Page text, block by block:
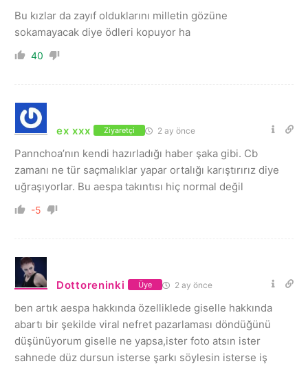
Bu kızlar da zayıf olduklarını milletin gözüne
sokamayacak diye ödleri kopuyor ha
40
ex xxx Ziyaretçi 2 ay önce
Pannchoa’nın kendi hazırladığı haber şaka gibi. Cb
zamanı ne tür saçmalıklar yapar ortalığı karıştırırız diye
uğraşıyorlar. Bu aespa takıntısı hiç normal değil
-5
Dottoreninki Üye 2 ay önce
ben artık aespa hakkında özelliklede giselle hakkında
abartı bir şekilde viral nefret pazarlaması döndüğünü
düşünüyorum giselle ne yapsa,ister foto atsın ister
sahnede düz dursun isterse şarkı söylesin isterse iş